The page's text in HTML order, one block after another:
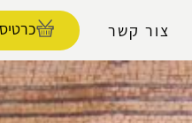
צור קשר